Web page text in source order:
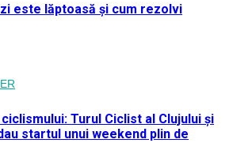
este lăptoasă și cum rezolvi
Turul Ciclist al Clujului și
startul unui weekend plin de